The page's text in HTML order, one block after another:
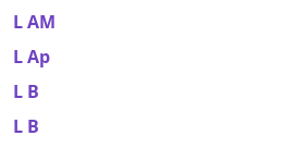
L AM
L Ap
L B
L B